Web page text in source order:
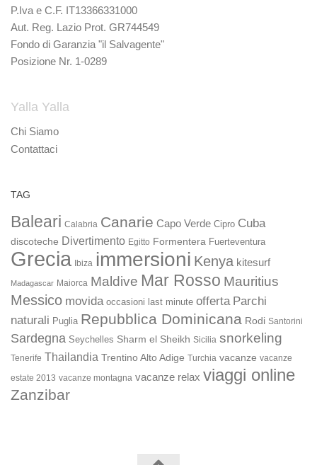
P.Iva e C.F. IT13366331000
Aut. Reg. Lazio Prot. GR744549
Fondo di Garanzia "il Salvagente"
Posizione Nr. 1-0289
Yalla Yalla
Chi Siamo
Contattaci
TAG
Baleari Calabria Canarie Capo Verde Cipro Cuba
discoteche Divertimento Egitto Formentera Fuerteventura
Grecia Ibiza immersioni Kenya kitesurf
Madagascar Maiorca Maldive Mar Rosso Mauritius
Messico movida occasioni last minute offerta Parchi
naturali Puglia Repubblica Dominicana Rodi Santorini
Sardegna Seychelles Sharm el Sheikh Sicilia snorkeling
Tenerife Thailandia Trentino Alto Adige Turchia vacanze vacanze
estate 2013 vacanze montagna vacanze relax viaggi online
Zanzibar